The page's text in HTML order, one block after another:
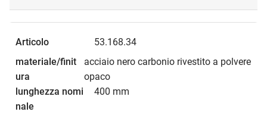
53.168.34
acciaio nero carbonio rivestito a polvere
opaco
400 mm